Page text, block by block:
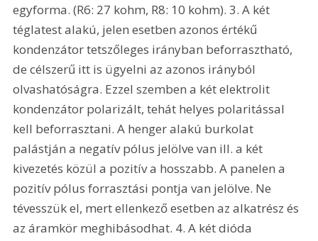
egyforma. (R6: 27 kohm, R8: 10 kohm). 3. A két
téglatest alakú, jelen esetben azonos értékű
kondenzátor tetszőleges irányban beforrasztható,
de célszerű itt is ügyelni az azonos irányból
olvashatóságra. Ezzel szemben a két elektrolit
kondenzátor polarizált, tehát helyes polaritással
kell beforrasztani. A henger alakú burkolat
palástján a negatív pólus jelölve van ill. a két
kivezetés közül a pozitív a hosszabb. A panelen a
pozitív pólus forrasztási pontja van jelölve. Ne
tévesszük el, mert ellenkező esetben az alkatrész és
az áramkör meghibásodhat. 4. A két dióda